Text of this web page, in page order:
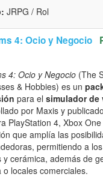
JRPG / Rol
4: Ocio y Negocio
4: Ocio y Negocio (The
& Hobbies) es un
para elsimulador de
por Maxis y
PlayStation 4, Xbox
que amplía las
permitiendo a
y cerámica, además de
o locales comerciales.